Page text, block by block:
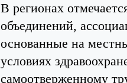
В регионах
объединений,
основанные на
условиях
самоотверженному